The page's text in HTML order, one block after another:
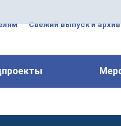
Свежий выпуск и